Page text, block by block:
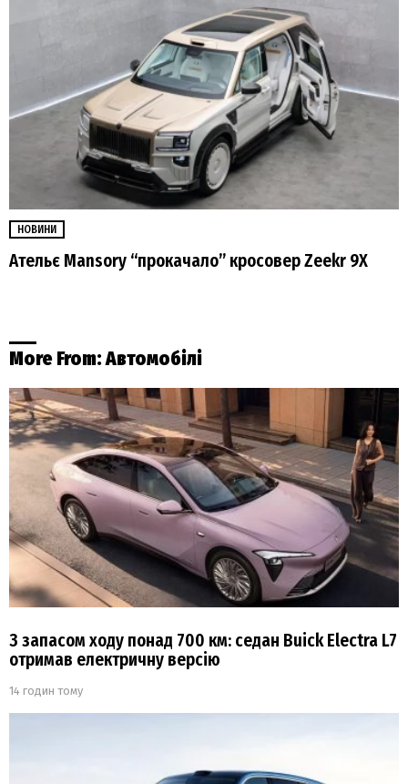
НОВИНИ
Ательє Mansory “прокачало” кросовер Zeekr 9X
More From:Автомобілі
З запасом ходу понад 700 км: седан Buick Electra L7
отримав електричну версію
14 годин тому